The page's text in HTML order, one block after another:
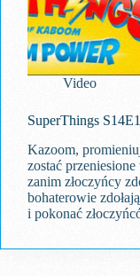
Video
SuperThings
Kazoom,
zostać
zanim złoczyńcy
bohaterowie
i pokonać